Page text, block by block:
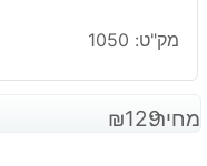
מק"ט: 1050
מחיר: ₪129